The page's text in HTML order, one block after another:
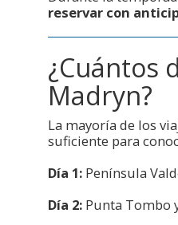
reservar con
¿Cuántos
Madryn?
La mayoría de los
suficiente para
Día 1: Península
Día 2: Punta Tombo